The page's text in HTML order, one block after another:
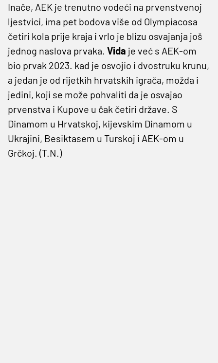
Inače, AEK je trenutno vodeći na prvenstvenoj
ljestvici, ima pet bodova više od Olympiacosa
četiri kola prije kraja i vrlo je blizu osvajanja još
jednog naslova prvaka. Vida je već s AEK-om
bio prvak 2023. kad je osvojio i dvostruku krunu,
a jedan je od rijetkih hrvatskih igrača, možda i
jedini, koji se može pohvaliti da je osvajao
prvenstva i Kupove u čak četiri države. S
Dinamom u Hrvatskoj, kijevskim Dinamom u
Ukrajini, Besiktasem u Turskoj i AEK-om u
Grčkoj. (T.N.)